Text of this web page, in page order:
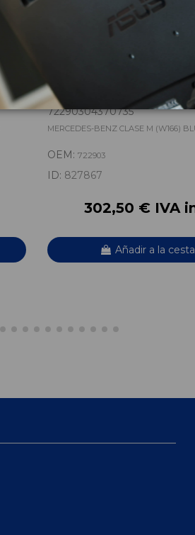
CAJA CAMBIOS 722903
72290304370735
MERCEDES-BENZ CLASE M (W166)
OEM: 722903
ID: 827867
302,50 € IVA
Añadir a la cesta